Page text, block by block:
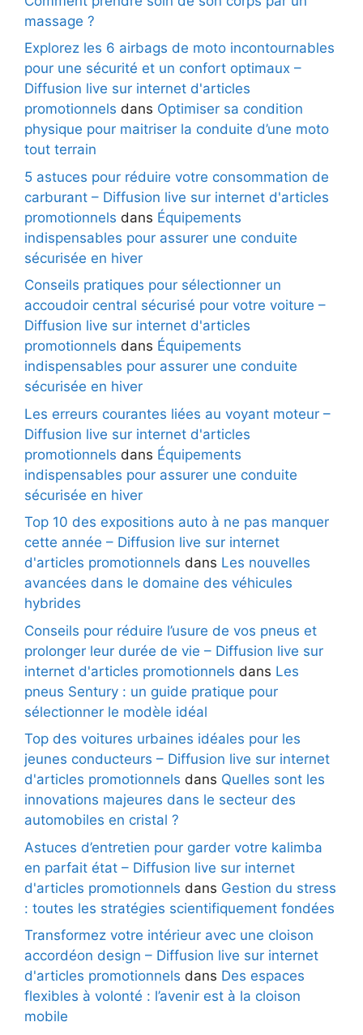
massage ?
Explorez les 6 airbags de moto incontournables
pour une sécurité et un confort optimaux –
Diffusion live sur internet d'articles
promotionnels dans Optimiser sa condition
physique pour maitriser la conduite d’une moto
tout terrain
5 astuces pour réduire votre consommation de
carburant – Diffusion live sur internet d'articles
promotionnels dans Équipements
indispensables pour assurer une conduite
sécurisée en hiver
Conseils pratiques pour sélectionner un
accoudoir central sécurisé pour votre voiture –
Diffusion live sur internet d'articles
promotionnels dans Équipements
indispensables pour assurer une conduite
sécurisée en hiver
Les erreurs courantes liées au voyant moteur –
Diffusion live sur internet d'articles
promotionnels dans Équipements
indispensables pour assurer une conduite
sécurisée en hiver
Top 10 des expositions auto à ne pas manquer
cette année – Diffusion live sur internet
d'articles promotionnels dans Les nouvelles
avancées dans le domaine des véhicules
hybrides
Conseils pour réduire l’usure de vos pneus et
prolonger leur durée de vie – Diffusion live sur
internet d'articles promotionnels dans Les
pneus Sentury : un guide pratique pour
sélectionner le modèle idéal
Top des voitures urbaines idéales pour les
jeunes conducteurs – Diffusion live sur internet
d'articles promotionnels dans Quelles sont les
innovations majeures dans le secteur des
automobiles en cristal ?
Astuces d’entretien pour garder votre kalimba
en parfait état – Diffusion live sur internet
d'articles promotionnels dans Gestion du stress
: toutes les stratégies scientifiquement fondées
Transformez votre intérieur avec une cloison
accordéon design – Diffusion live sur internet
d'articles promotionnels dans Des espaces
flexibles à volonté : l’avenir est à la cloison
mobile